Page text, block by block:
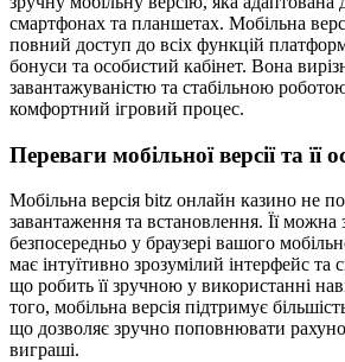
смартфонах та планшетах. Мобільна
повний доступ до всіх функцій
бонуси та особистий кабінет. Вона
завантажуваністю та стабільною
комфортний ігровий процес.
Переваги мобільної версії та її
Мобільна версія bitz онлайн казино не
завантаження та встановлення. Її можна
безпосередньо у браузері вашого
має інтуїтивно зрозумілий інтерфейс та
що робить її зручною у використанні
того, мобільна версія підтримує
що дозволяє зручно поповнювати
виграші.